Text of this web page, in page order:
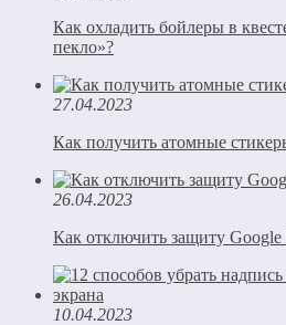
Как охладить бойлеры в
пекло»?
27.04.2023
Как получить атомные
26.04.2023
Как отключить защиту
10.04.2023